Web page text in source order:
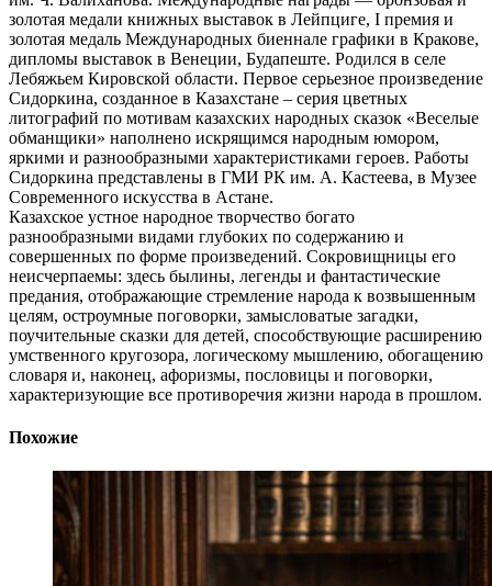
золотая медали книжных выставок в Лейпциге, I премия и
золотая медаль Международных биеннале графики в Кракове,
дипломы выставок в Венеции, Будапеште. Родился в селе
Лебяжьем Кировской области. Первое серьезное произведение
Сидоркина, созданное в Казахстане – серия цветных
литографий по мотивам казахских народных сказок «Веселые
обманщики» наполнено искрящимся народным юмором,
яркими и разнообразными характеристиками героев. Работы
Сидоркина представлены в ГМИ РК им. А. Кастеева, в Музее
Современного искусства в Астане.
Казахское устное народное творчество богато
разнообразными видами глубоких по содержанию и
совершенных по форме произведений. Сокровищницы его
неисчерпаемы: здесь былины, легенды и фантастические
предания, отображающие стремление народа к возвышенным
целям, остроумные поговорки, замысловатые загадки,
поучительные сказки для детей, способствующие расширению
умственного кругозора, логическому мышлению, обогащению
словаря и, наконец, афоризмы, пословицы и поговорки,
характеризующие все противоречия жизни народа в прошлом.
Похожие